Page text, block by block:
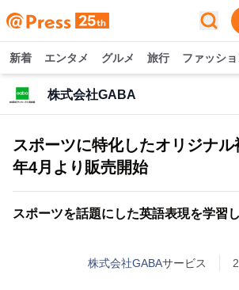
新着 エンタメ グルメ 旅行 ファッシ
株式会社GABA
スポーツに特化したオリジナ
年4月より販売開始
スポーツを話題にした英語表現を学習
株式会社GABAサービス